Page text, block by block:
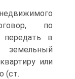
по
передать в
земельный
или
(ст.